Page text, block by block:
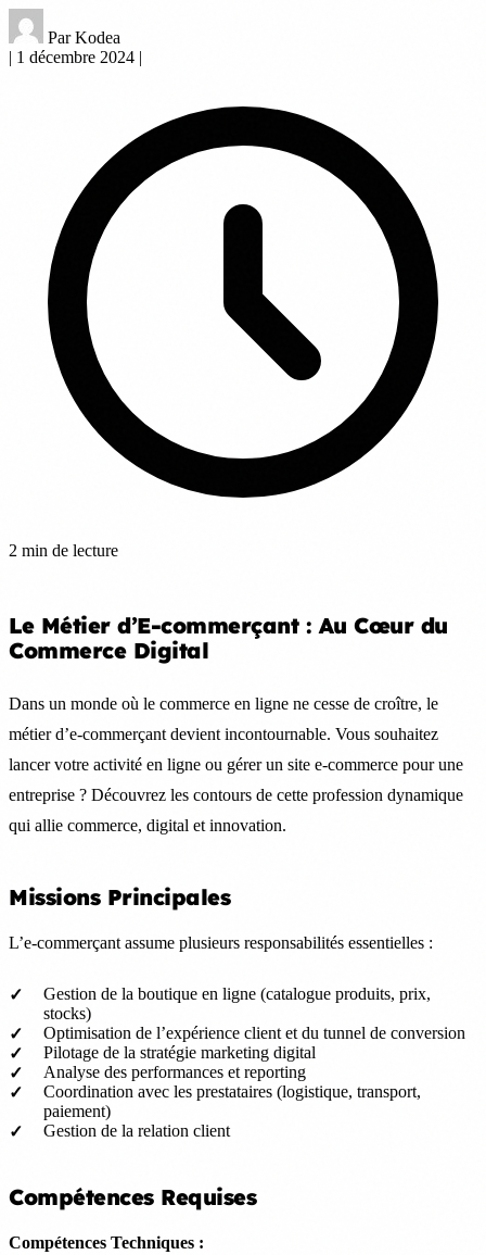
Par Kodea
| 1 décembre 2024 |
2 min de lecture
Le Métier d’E-commerçant : Au Cœur du
Commerce Digital
Dans un monde où le commerce en ligne ne cesse de croître, le
métier d’e-commerçant devient incontournable. Vous souhaitez
lancer votre activité en ligne ou gérer un site e-commerce pour une
entreprise ? Découvrez les contours de cette profession dynamique
qui allie commerce, digital et innovation.
Missions Principales
L’e-commerçant assume plusieurs responsabilités essentielles :
Gestion de la boutique en ligne (catalogue produits, prix,
stocks)
Optimisation de l’expérience client et du tunnel de conversion
Pilotage de la stratégie marketing digital
Analyse des performances et reporting
Coordination avec les prestataires (logistique, transport,
paiement)
Gestion de la relation client
Compétences Requises
Compétences Techniques :